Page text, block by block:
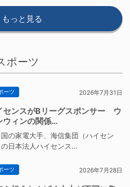
もっと見る
ポーツ
ーツ 2026年7月31日
センスがBリーグスポンサー ウ
ウィンの関係…
の家電大手、海信集団（ハイセン
の日本法人ハイセンス…
ーツ 2026年7月28日